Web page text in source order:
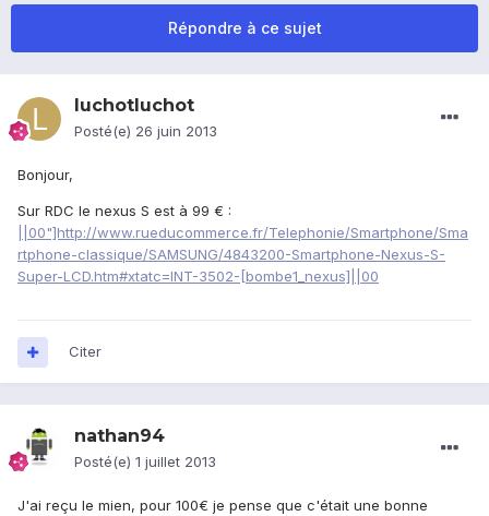
Répondre à ce sujet
luchotluchot
Posté(e) 26 juin 2013
Bonjour,
Sur RDC le nexus S est à 99 € :
||00"]http://www.rueducommerce.fr/Telephonie/Smartphone/Sma
rtphone-classique/SAMSUNG/4843200-Smartphone-Nexus-S-
Super-LCD.htm#xtatc=INT-3502-[bombe1_nexus]||00
Citer
nathan94
Posté(e) 1 juillet 2013
J'ai reçu le mien, pour 100€ je pense que c'était une bonne